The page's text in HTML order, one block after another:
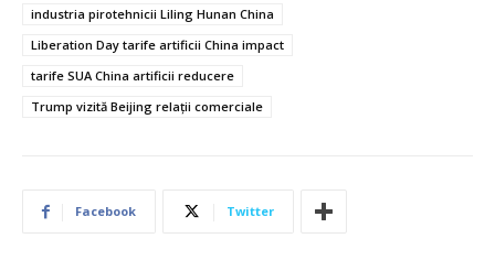
industria pirotehnicii Liling Hunan China
Liberation Day tarife artificii China impact
tarife SUA China artificii reducere
Trump vizită Beijing relații comerciale
Facebook Twitter